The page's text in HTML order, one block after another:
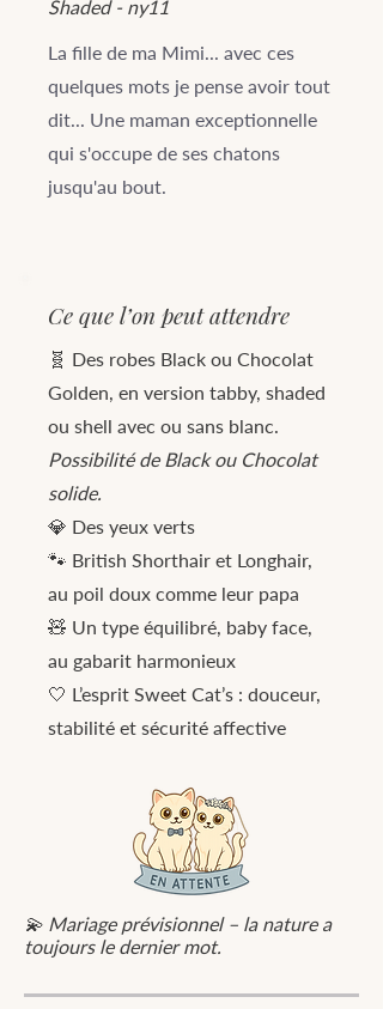
Shaded - ny11
La fille de ma Mimi... avec ces
quelques mots je pense avoir tout
dit... Une maman exceptionnelle
qui s'occupe de ses chatons
jusqu'au bout.
Ce que l’on peut attendre
🧬 Des robes Black ou Chocolat
Golden, en version tabby, shaded
ou shell avec ou sans blanc.
Possibilité de Black ou Chocolat
solide.
💎 Des yeux verts
🐾 British Shorthair et Longhair,
au poil doux comme leur papa
🧸 Un type équilibré, baby face,
au gabarit harmonieux
🤍 L’esprit Sweet Cat’s : douceur,
stabilité et sécurité affective
💫 Mariage prévisionnel – la nature a
toujours le dernier mot.